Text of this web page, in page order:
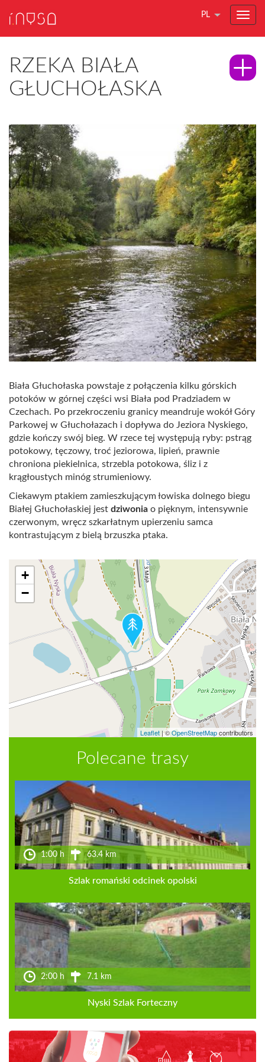
PL
RZEKA BIAŁA
GŁUCHOŁASKA
Biała Głuchołaska powstaje z połączenia kilku górskich
potoków w górnej części wsi Biała pod Pradziadem w
Czechach. Po przekroczeniu granicy meandruje wokół Góry
Parkowej w Głuchołazach i dopływa do Jeziora Nyskiego,
gdzie kończy swój bieg. W rzece tej występują ryby: pstrąg
potokowy, tęczowy, troć jeziorowa, lipień, prawnie
chroniona piekielnica, strzebla potokowa, śliz i z
krągłoustych minóg strumieniowy.
Ciekawym ptakiem zamieszkującym łowiska dolnego biegu
Białej Głuchołaskiej jest dziwonia o pięknym, intensywnie
czerwonym, wręcz szkarłatnym upierzeniu samca
kontrastującym z bielą brzuszka ptaka.
+
−
Leaflet |©OpenStreetMapcontributors
Polecane trasy
1:00 h 63.4 km
Szlak romański odcinek opolski
2:00 h 7.1 km
Nyski Szlak Forteczny